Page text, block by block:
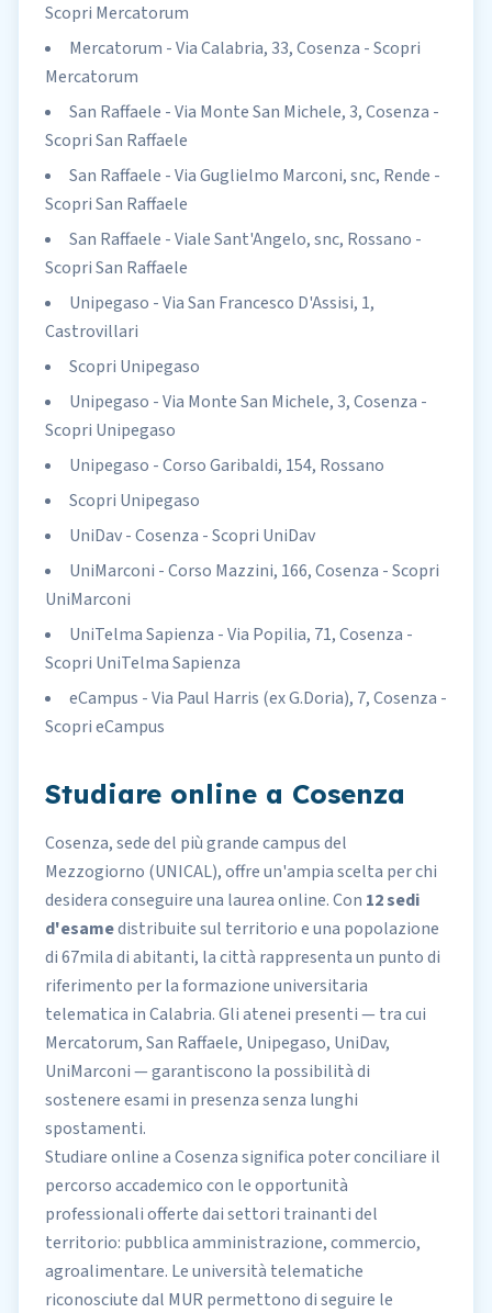
Scopri Mercatorum
Mercatorum - Via Calabria, 33, Cosenza - Scopri
Mercatorum
San Raffaele - Via Monte San Michele, 3, Cosenza -
Scopri San Raffaele
San Raffaele - Via Guglielmo Marconi, snc, Rende -
Scopri San Raffaele
San Raffaele - Viale Sant'Angelo, snc, Rossano -
Scopri San Raffaele
Unipegaso - Via San Francesco D'Assisi, 1,
Castrovillari
Scopri Unipegaso
Unipegaso - Via Monte San Michele, 3, Cosenza -
Scopri Unipegaso
Unipegaso - Corso Garibaldi, 154, Rossano
Scopri Unipegaso
UniDav - Cosenza - Scopri UniDav
UniMarconi - Corso Mazzini, 166, Cosenza - Scopri
UniMarconi
UniTelma Sapienza - Via Popilia, 71, Cosenza -
Scopri UniTelma Sapienza
eCampus - Via Paul Harris (ex G.Doria), 7, Cosenza -
Scopri eCampus
Studiare online a Cosenza
Cosenza, sede del più grande campus del
Mezzogiorno (UNICAL), offre un'ampia scelta per chi
desidera conseguire una laurea online. Con 12 sedi
d'esamedistribuite sul territorio e una popolazione
di 67mila di abitanti, la città rappresenta un punto di
riferimento per la formazione universitaria
telematica in Calabria. Gli atenei presenti — tra cui
Mercatorum, San Raffaele, Unipegaso, UniDav,
UniMarconi — garantiscono la possibilità di
sostenere esami in presenza senza lunghi
spostamenti.
Studiare online a Cosenza significa poter conciliare il
percorso accademico con le opportunità
professionali offerte dai settori trainanti del
territorio: pubblica amministrazione, commercio,
agroalimentare. Leuniversità telematiche
riconosciute dal MUR permettono di seguire le